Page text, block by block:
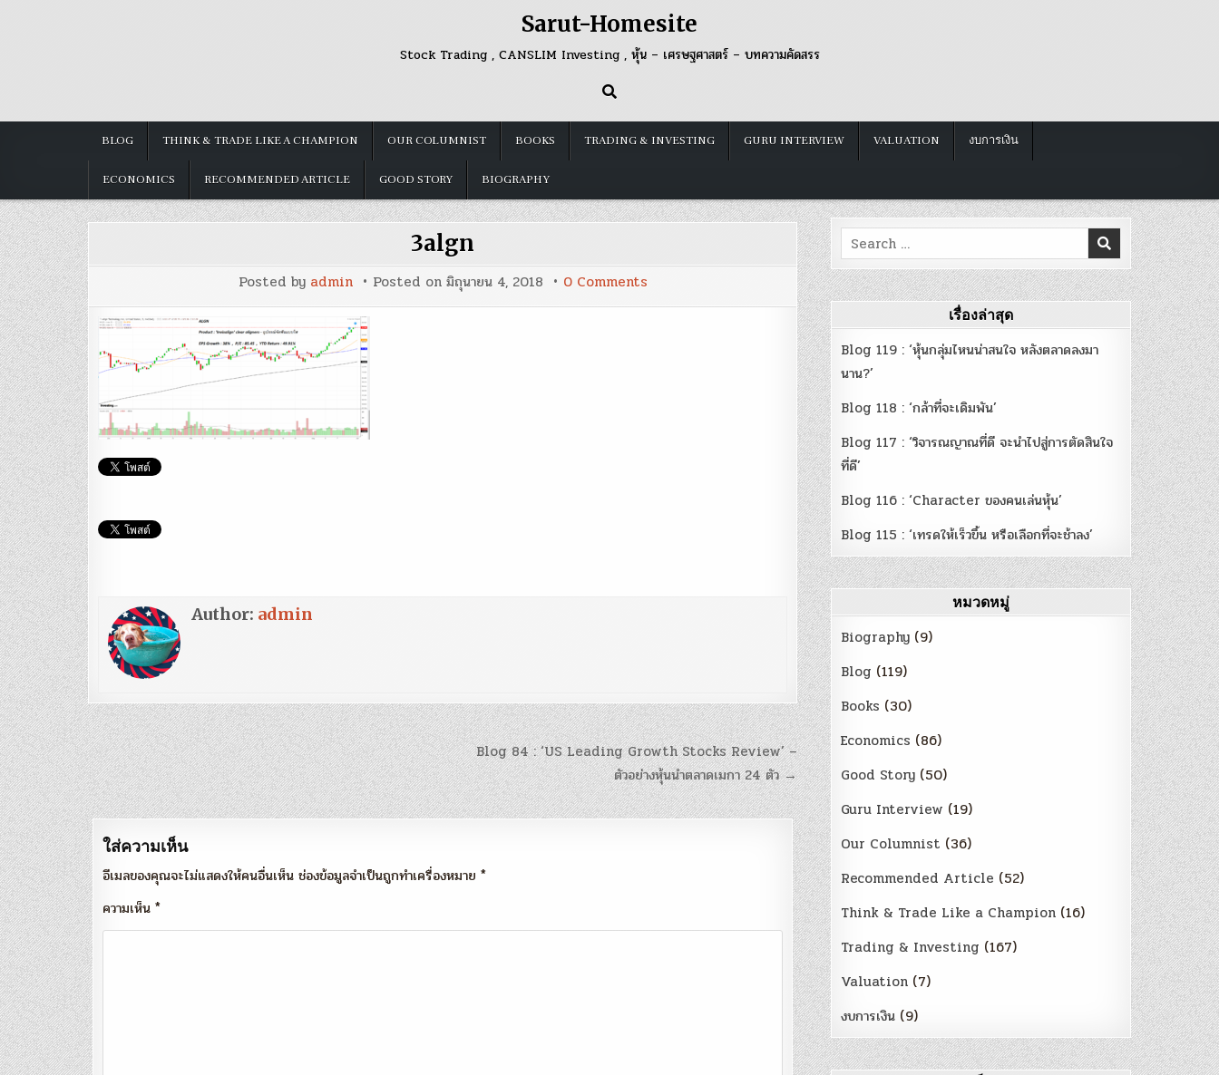
Sarut-Homesite
Stock Trading , CANSLIM Investing , หุ้น – เศรษฐศาสตร์ – บทความคัดสรร
BLOG THINK & TRADE LIKE A CHAMPION OUR COLUMNIST BOOKS TRADING & INVESTING GURU INTERVIEW VALUATION งบการเงิน
ECONOMICS RECOMMENDED ARTICLE GOOD STORY BIOGRAPHY
3algn
Posted by admin Posted on มิถุนายน 4, 2018 0 Commentson
Author: admin
แนะแนว
เรื่อง
Blog 84 : ‘US Leading Growth Stocks Review’ –
ตัวอย่างหุ้นนำตลาดเมกา 24 ตัว →
ใส่ความเห็น
อีเมลของคุณจะไม่แสดงให้คนอื่นเห็น ช่องข้อมูลจำเป็นถูกทำเครื่องหมาย *
ความเห็น *
Search
for:
เรื่องล่าสุด
Blog 119 : ‘หุ้นกลุ่มไหนน่าสนใจ หลังตลาดลงมา
นาน?’
Blog 118 : ‘กล้าที่จะเดิมพัน’
Blog 117 : ‘วิจารณญาณที่ดี จะนำไปสู่การตัดสินใจ
ที่ดี’
Blog 116 : ‘Character ของคนเล่นหุ้น’
Blog 115 : ‘เทรดให้เร็วขึ้น หรือเลือกที่จะช้าลง’
หมวดหมู่
Biography (9)
Blog (119)
Books (30)
Economics (86)
Good Story (50)
Guru Interview (19)
Our Columnist (36)
Recommended Article (52)
Think & Trade Like a Champion (16)
Trading & Investing (167)
Valuation (7)
งบการเงิน (9)